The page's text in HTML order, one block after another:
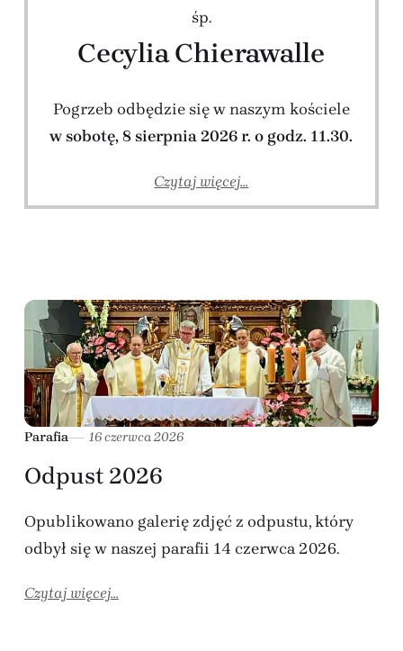
śp.
Cecylia Chierawalle
Pogrzeb odbędzie się w naszym kościele
w sobotę, 8 sierpnia 2026 r. o godz. 11.30.
Czytaj więcej...
Parafia 16 czerwca 2026
Odpust 2026
Opublikowano galerię zdjęć z odpustu, który
odbył się w naszej parafii 14 czerwca 2026.
Czytaj więcej...